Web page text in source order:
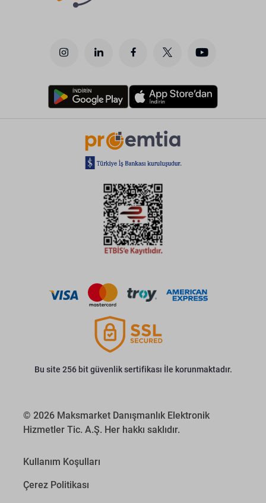
Bu site 256 bit güvenlik sertifikası İle korunmaktadır.
© 2026 Maksmarket Danışmanlık Elektronik
Hizmetler Tic. A.Ş. Her hakkı saklıdır.
Kullanım Koşulları
Çerez Politikası